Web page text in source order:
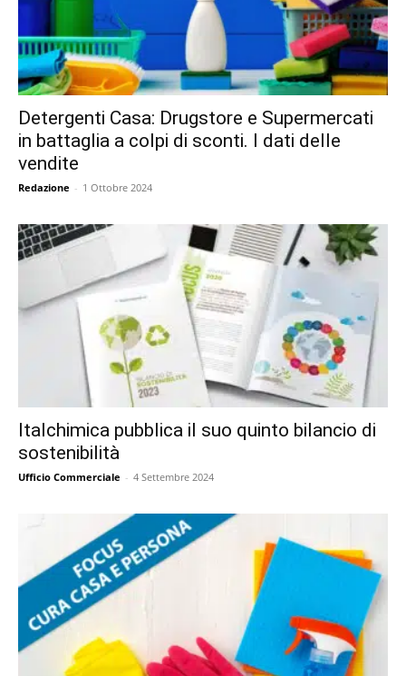
Detergenti Casa: Drugstore e Supermercati
in battaglia a colpi di sconti. I dati delle
vendite
Redazione - 1 Ottobre 2024
Italchimica pubblica il suo quinto bilancio di
sostenibilità
Ufficio Commerciale - 4 Settembre 2024